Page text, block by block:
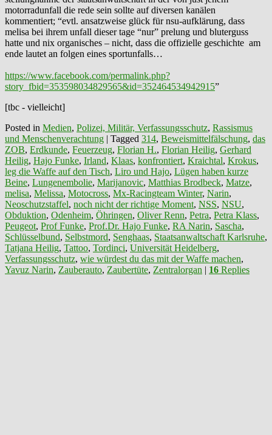
motorradunfall die rede sein sollte auf diversen kanälen
kommentiert; “evtl. ansatzweise glück für nsu-aufklärung, dass
melisa bei ihrem unfall dieser tage “nur” prelung und bluterguss
hatte und nix organisches – nicht, dass die offizielle geschichte am
ende lautet an folgen eines sportunfalls…
https://www.facebook.com/permalink.php?
story_fbid=353598034829565&id=352464534942915”
[tbc - vielleicht]
Posted in Medien, Polizei, Militär, Verfassungsschutz, Rassismus
und Menschenverachtung | Tagged 314, Beweismittelfälschung, das
ZOB, Erdkunde, Feuerzeug, Florian H., Florian Heilig, Gerhard
Heilig, Hajo Funke, Irland, Klaas, konfrontiert, Kraichtal, Krokus,
leg die Waffe auf den Tisch, Liro und Hajo, Lügen haben kurze
Beine, Lungenembolie, Marijanovic, Matthias Brodbeck, Matze,
melisa, Melissa, Motocross, Mx-Racingteam Winter, Narin,
Neoschutzstaffel, noch nicht der richtige Moment, NSS, NSU,
Obduktion, Odenheim, Öhringen, Oliver Renn, Petra, Petra Klass,
Peugeot, Prof Funke, Prof.Dr. Hajo Funke, RA Narin, Sascha,
Schlüsselbund, Selbstmord, Senghaas, Staatsanwaltschaft Karlsruhe,
Tatjana Heilig, Tattoo, Tordinci, Universität Heidelberg,
Verfassungsschutz, wie würdest du das mit der Waffe machen,
Yavuz Narin, Zauberauto, Zaubertüte, Zentralorgan | 16 Replies